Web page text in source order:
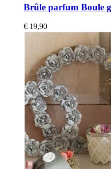
Brûle parfum Boule
€ 19,90